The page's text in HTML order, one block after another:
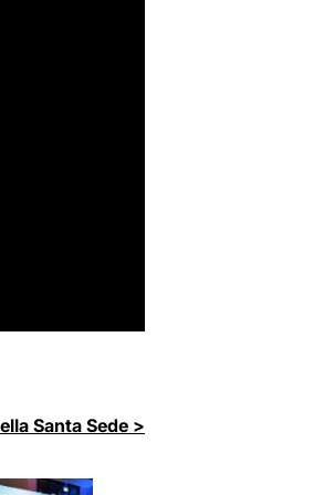
Santa Sede >